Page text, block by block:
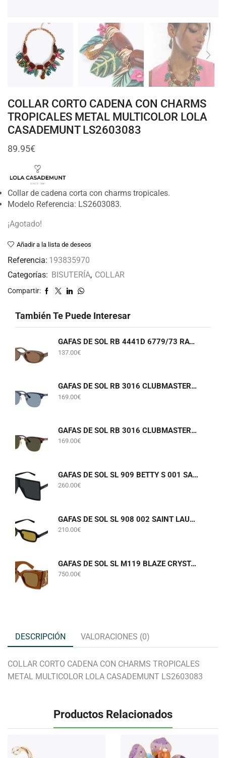
COLLAR CORTO CADENA CON CHARMS
TROPICALES METAL MULTICOLOR LOLA
CASADEMUNT LS2603083
89.95€
Collar de cadena corta con charms tropicales.
Modelo Referencia: LS2603083.
¡Agotado!
Añadir a la lista de deseos
Referencia: 193835970
Categorías: BISUTERÍA, COLLAR
Compartir:
También Te Puede Interesar
GAFAS DE SOL RB 4441D 6779/73 RAY-BAN
137.00€
GAFAS DE SOL RB 3016 CLUBMASTER 6879/56 RAY-BAN
169.00€
GAFAS DE SOL RB 3016 CLUBMASTER W0366 RAY-BAN
169.00€
GAFAS DE SOL SL 909 BETTY S 001 SAINT LAURENT
260.00€
GAFAS DE SOL SL 908 002 SAINT LAURENT
210.00€
GAFAS DE SOL SL M119 BLAZE CRYSTAL 002 SAINT LAURENT
750.00€
DESCRIPCIÓN VALORACIONES (0)
COLLAR CORTO CADENA CON CHARMS TROPICALES
METAL MULTICOLOR LOLA CASADEMUNT LS2603083
Productos Relacionados